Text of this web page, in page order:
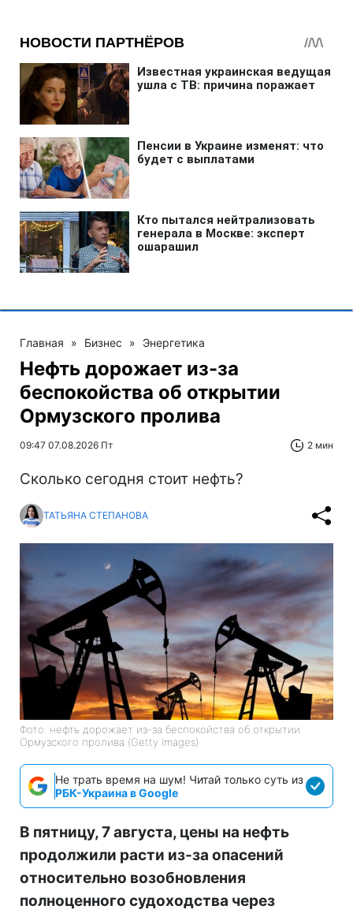
Главная » Бизнес » Энергетика
Нефть дорожает из-за
беспокойства об открытии
Ормузского пролива
09:47 07.08.2026 Пт 2 мин
Сколько сегодня стоит нефть?
ТАТЬЯНА СТЕПАНОВА
Фото: нефть дорожает из-за беспокойства об открытии
Ормузского пролива (Getty Images)
Не трать время на шум! Читай только суть из
РБК-Украина в Google
В пятницу, 7 августа, цены на нефть
продолжили расти из-за опасений
относительно возобновления
полноценного судоходства через